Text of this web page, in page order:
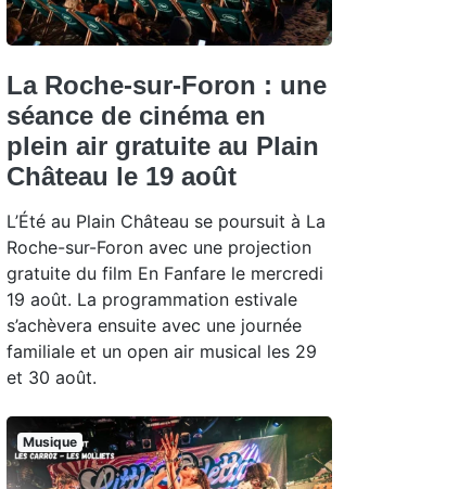
La Roche-sur-Foron : une
séance de cinéma en
plein air gratuite au Plain
Château le 19 août
L’Été au Plain Château se poursuit à La
Roche-sur-Foron avec une projection
gratuite du film En Fanfare le mercredi
19 août. La programmation estivale
s’achèvera ensuite avec une journée
familiale et un open air musical les 29
et 30 août.
Musique